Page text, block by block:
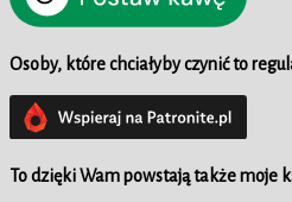
Osoby, które chciałyby czynić to
To dzięki Wam powstają także moje